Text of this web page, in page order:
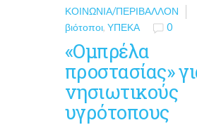
ΚΟΙΝΩΝΊΑ/ΠΕΡΙΒΆΛΛΟΝ
βιότοποι, ΥΠΕΚΑ 0
«Ομπρέλα
προστασίας»
νησιωτικούς
υγρότοπους